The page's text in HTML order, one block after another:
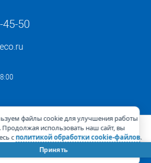
45-50
КОРЗИНА 0
файлы cookie для улучшения работы
Продолжая использовать наш сайт, вы
сполитикой обработки cookie-файлов.
Принять